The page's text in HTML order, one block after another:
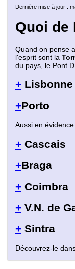
Dernière mise à jour :
Quoi de
Quand on pense
l'esprit sont la
du pays, le Pont
+ Lisbonne
+Porto
Aussi en évidence:
+ Cascais
+Braga
+ Coimbra
+ V.N. de
+ Sintra
Découvrez-le